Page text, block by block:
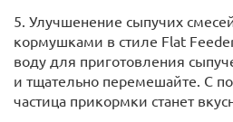
5. Улучшенение сыпучих
кормушками в стиле Flat
воду для приготовления
и тщательно перемешайте. С
частица прикормки станет